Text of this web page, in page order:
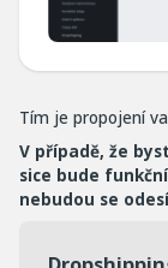
Tím je propojení
V případě, že
sice bude
nebudou se